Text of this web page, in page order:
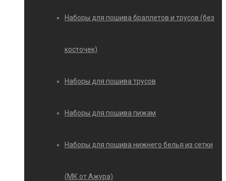
Наборы для пошива браллетов и трусов (без
косточек)
Наборы для пошива трусов
Наборы для пошива пижам
Наборы для пошива нижнего белья из сетки
(МК от Ажура)